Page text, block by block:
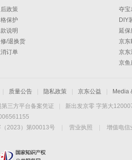
政策
保护
说明
/退换货
订单
夺宝
DIY
延保
京东
京东
京鱼
质量公告 隐私政策 京东公益 Media
三方平台备案凭证
新出发京零 字第大
（2023）第00013号 营业执照
增值电信